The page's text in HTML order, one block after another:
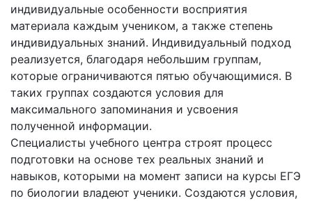
индивидуальные особенности восприятия
материала каждым учеником, а также степень
индивидуальных знаний. Индивидуальный подход
реализуется, благодаря небольшим группам,
которые ограничиваются пятью обучающимися. В
таких группах создаются условия для
максимального запоминания и усвоения
полученной информации.
Специалисты учебного центра строят процесс
подготовки на основе тех реальных знаний и
навыков, которыми на момент записи на курсы ЕГЭ
по биологии владеют ученики. Создаются условия,